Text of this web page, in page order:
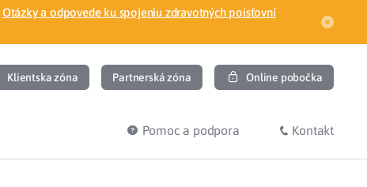
Otázky a odpovede ku spojeniu zdravotných poisťovní
Klientska zóna Partnerská zóna Online pobočka
Pomoc a podpora Kontakt